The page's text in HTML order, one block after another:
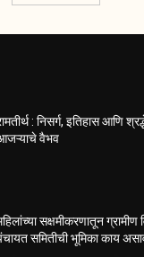
: निसर्ग, इतिहास आणि
वैभव
सक्षमीकरणातून ग्रामीण
समितीची भूमिका काय